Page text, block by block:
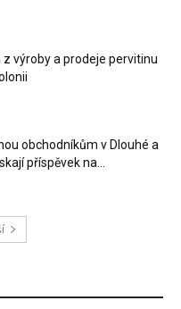
z výroby a prodeje pervitinu
obchodníkům v Dlouhé a
příspěvek na...